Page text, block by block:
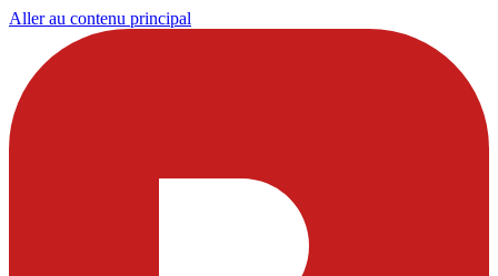
Aller au contenu principal